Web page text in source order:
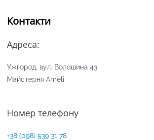
Контакти
Адреса:
Ужгород, вул. Волошина 43
Майстерня Ameli
Номер телефону
+38 (098) 539 31 78